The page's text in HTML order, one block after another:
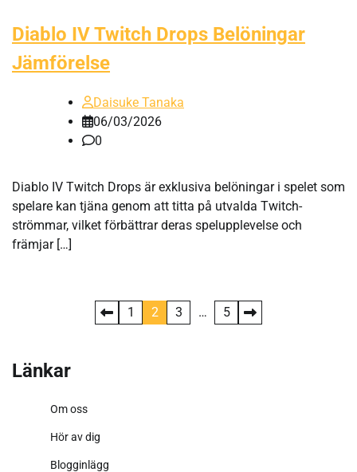
Diablo IV Twitch Drops Belöningar
Jämförelse
Daisuke Tanaka
06/03/2026
0
Diablo IV Twitch Drops är exklusiva belöningar i spelet som
spelare kan tjäna genom att titta på utvalda Twitch-
strömmar, vilket förbättrar deras spelupplevelse och
främjar […]
1 2 3 … 5
Länkar
Om oss
Hör av dig
Blogginlägg